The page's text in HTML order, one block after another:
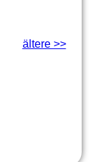
ältere >>